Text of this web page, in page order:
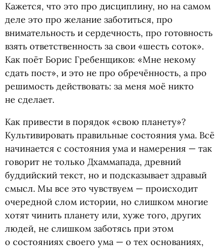
Кажется, что это про дисциплину, но на самом
деле это про желание заботиться, про
внимательность и сердечность, про готовность
взять ответственность за свои «шесть соток».
Как поёт Борис Гребенщиков: «Мне некому
сдать пост», и это не про обречённость, а про
решимость действовать: за меня моё никто
не сделает.
Как привести в порядок «свою планету»?
Культивировать правильные состояния ума. Всё
начинается с состояния ума и намерения — так
говорит не только Дхаммапада, древний
буддийский текст, но и подсказывает здравый
смысл. Мы все это чувствуем — происходит
очередной слом истории, но слишком многие
хотят чинить планету или, хуже того, других
людей, не слишком заботясь при этом
о состояниях своего ума — о тех основаниях,